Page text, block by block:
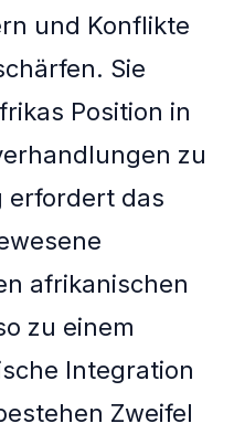
und Konflikte
Sie
Position in
zu
erfordert das
afrikanischen
zu einem
Integration
Zweifel